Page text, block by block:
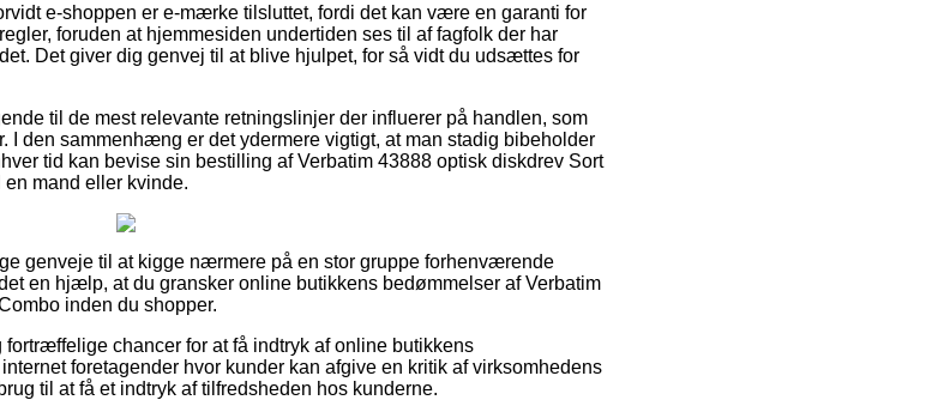
e-shoppen er e-mærke tilsluttet, fordi det kan være en garanti for
foruden at hjemmesiden undertiden ses til af fagfolk der har
Det giver dig genvej til at blive hjulpet, for så vidt du udsættes for
til de mest relevante retningslinjer der influerer på handlen, som
I den sammenhæng er det ydermere vigtigt, at man stadig bibeholder
tid kan bevise sin bestilling af Verbatim 43888 optisk diskdrev Sort
mand eller kvinde.
genveje til at kigge nærmere på en stor gruppe forhenværende
en hjælp, at du gransker online butikkens bedømmelser af Verbatim
inden du shopper.
chancer for at få indtryk af online butikkens
foretagender hvor kunder kan afgive en kritik af virksomhedens
til at få et indtryk af tilfredsheden hos kunderne.